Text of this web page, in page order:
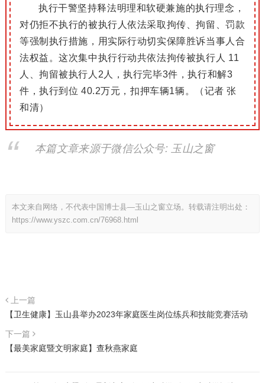
执行干警坚持释法明理和软硬兼施的执行理念，
对仍拒不执行的被执行人依法采取拘传、拘留、罚款
等强制执行措施，用实际行动切实保障胜诉当事人合
法权益。这次集中执行行动共依法拘传被执行人 11
人、拘留被执行人2人，执行完毕3件，执行和解3
件，执行到位 40.2万元，扣押车辆1辆。
（记者 张
和清）
本篇文章来源于微信公众号: 玉山之窗
本文来自网络，不代表中国博士县—玉山之窗立场。转载请注明出处：
https://www.yszc.com.cn/76968.html
上一篇
【卫生健康】玉山县举办2023年家庭医生岗位练兵和技能竞赛活动
下一篇
【最美家庭暨文明家庭】查秋燕家庭